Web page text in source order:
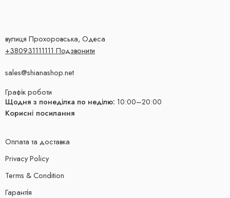
вулиця Прохоровська, Одеса
+380931111111 Подзвонити
sales@shianashop.net
Графік роботи
Щодня з понеділка по неділю: 10:00–20:00
Корисні посилання
Оплата та доставка
Privacy Policy
Terms & Condition
Гарантія